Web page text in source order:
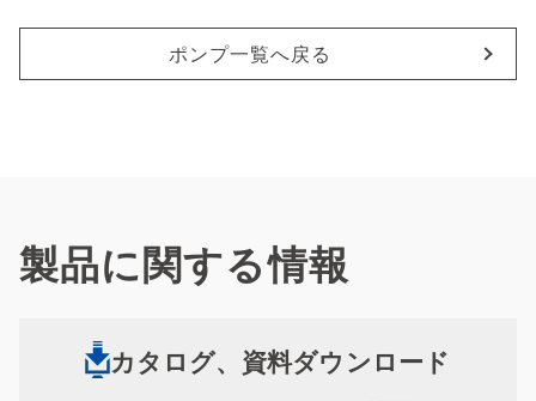
ポンプ一覧へ戻る
製品に関する情報
カタログ、資料ダウンロード